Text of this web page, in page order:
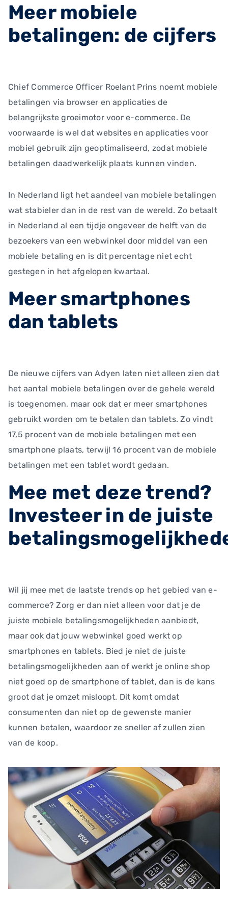
Meer mobiele
betalingen: de cijfers
Chief Commerce Officer Roelant Prins noemt mobiele
betalingen via browser en applicaties de
belangrijkste groeimotor voor e-commerce. De
voorwaarde is wel dat websites en applicaties voor
mobiel gebruik zijn geoptimaliseerd, zodat mobiele
betalingen daadwerkelijk plaats kunnen vinden.
In Nederland ligt het aandeel van mobiele betalingen
wat stabieler dan in de rest van de wereld. Zo betaalt
in Nederland al een tijdje ongeveer de helft van de
bezoekers van een webwinkel door middel van een
mobiele betaling en is dit percentage niet echt
gestegen in het afgelopen kwartaal.
Meer smartphones
dan tablets
De nieuwe cijfers van Adyen laten niet alleen zien dat
het aantal mobiele betalingen over de gehele wereld
is toegenomen, maar ook dat er meer smartphones
gebruikt worden om te betalen dan tablets. Zo vindt
17,5 procent van de mobiele betalingen met een
smartphone plaats, terwijl 16 procent van de mobiele
betalingen met een tablet wordt gedaan.
Mee met deze trend?
Investeer in de juiste
Wil jij mee met de laatste trends op het gebied van e-
commerce? Zorg er dan niet alleen voor dat je de
juiste mobiele betalingsmogelijkheden aanbiedt,
maar ook dat jouw webwinkel goed werkt op
smartphones en tablets. Bied je niet de juiste
betalingsmogelijkheden aan of werkt je online shop
niet goed op de smartphone of tablet, dan is de kans
groot dat je omzet misloopt. Dit komt omdat
consumenten dan niet op de gewenste manier
kunnen betalen, waardoor ze sneller af zullen zien
van de koop.